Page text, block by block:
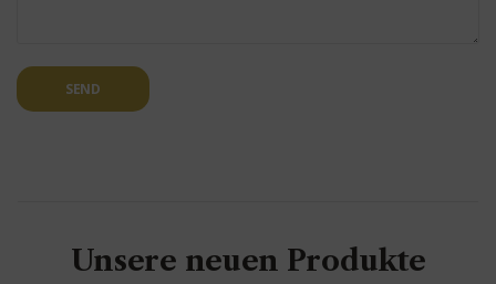
SEND
Unsere neuen Produkte